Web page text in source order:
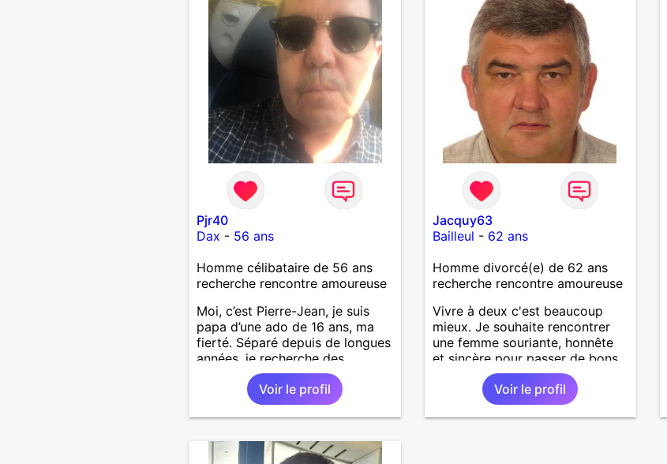
Pjr40
Dax - 56 ans
Homme célibataire de 56 ans
recherche rencontre amoureuse
Moi, c’est Pierre-Jean, je suis
papa d’une ado de 16 ans, ma
fierté. Séparé depuis de longues
années, je recherche des
affinités amicales afin de
rompre une solitude parfois
difficile à gérer ainsi que casser
le vague à l’âme. L’amitié reste
yeux mais peut se décliner en
Voir le profil
Jacquy63
Bailleul - 62 ans
Homme divorcé(e) de 62 ans
recherche rencontre amoureuse
Vivre à deux c'est beaucoup
mieux. Je souhaite rencontrer
une femme souriante, honnête
et sincère pour passer de bons
moments, qui aime plaisanter, se
balader et partager, je le
souhaite, notre complicité.
J'aime beaucoup les chantiers
Voir le profil